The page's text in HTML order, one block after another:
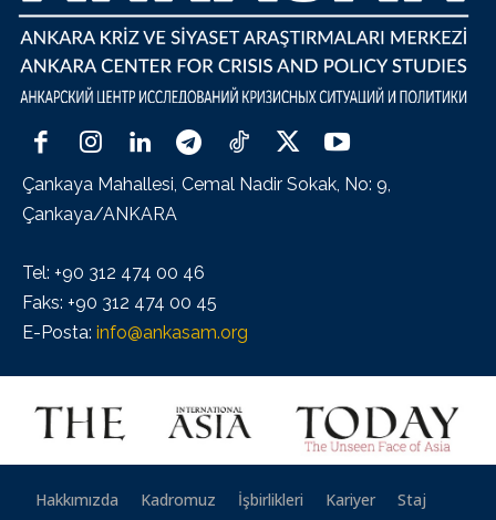
Çankaya Mahallesi, Cemal Nadir Sokak, No: 9,
Çankaya/ANKARA
Tel: +90 312 474 00 46
Faks: +90 312 474 00 45
E-Posta: info@ankasam.org
Hakkımızda Kadromuz İşbirlikleri Kariyer
Staj